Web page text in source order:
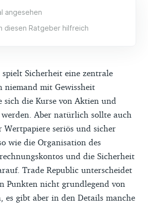
angesehen
diesen Ratgeber hilfreich
Sicherheit eine zentrale
niemand mit Gewissheit
sich die Kurse von Aktien und
Aber natürlich sollte auch
Wertpapiere seriös und sicher
wie die Organisation des
und die Sicherheit
Trade Republic unterscheidet
Punkten nicht grundlegend von
es gibt aber in den Details manche